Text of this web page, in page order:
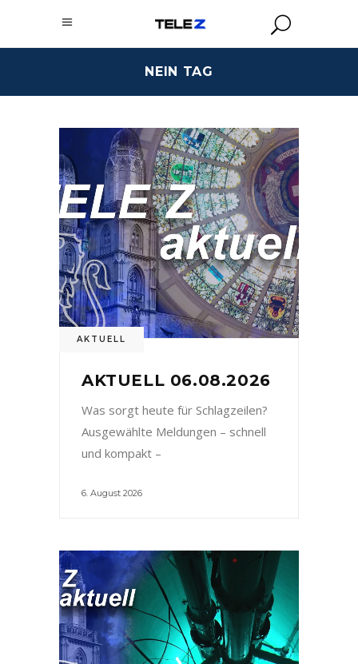
NEIN TAG
AKTUELL
AKTUELL 06.08.2026
Was sorgt heute für Schlagzeilen?
Ausgewählte Meldungen – schnell
und kompakt –
6. August 2026